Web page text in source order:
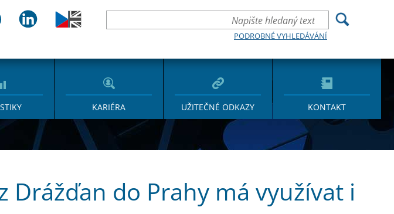
PODROBNÉ VYHLEDÁVÁNÍ
KARIÉRA UŽITEČNÉ ODKAZY KONTAKT
Drážďan do Prahy má využívat i